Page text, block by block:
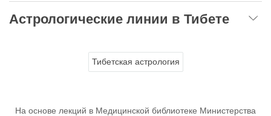
Астрологические линии в Тибете
Тибетская астрология
На основе лекций в Медицинской библиотеке Министерства